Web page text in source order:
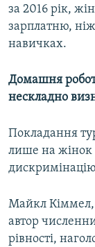
за 2016 рік,
зарплатню,
навичках.
Домашня
нескладно
Покладання
лише на жінок
Майкл Кіммел,
автор
рівності,